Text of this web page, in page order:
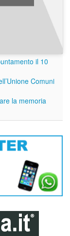
il 10
Comuni
la memoria